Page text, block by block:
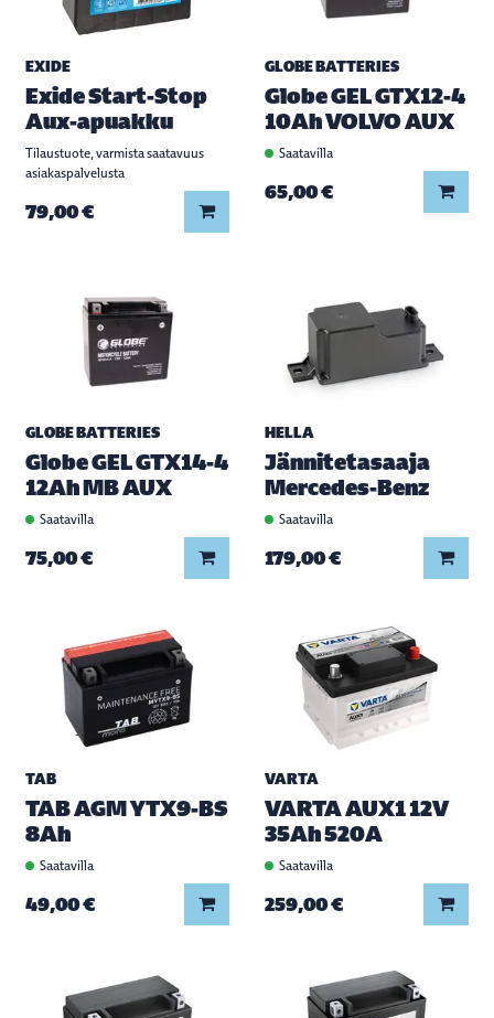
EXIDE
Exide Start-Stop
Aux-apuakku
Tilaustuote, varmista saatavuus
asiakaspalvelusta
79,00 € Lisää koriin
GLOBE BATTERIES
Globe GEL GTX12-4
10Ah VOLVO AUX
Saatavilla
65,00 €
GLOBE BATTERIES
Globe GEL GTX14-4
12Ah MB AUX
Saatavilla
75,00 € Lisää koriin
HELLA
Jännitetasaaja
Mercedes-Benz
Saatavilla
179,00 €
TAB
TAB AGM YTX9-BS
8Ah
Saatavilla
49,00 € Lisää koriin
VARTA
VARTA AUX1 12V
35Ah 520A
Saatavilla
259,00 €